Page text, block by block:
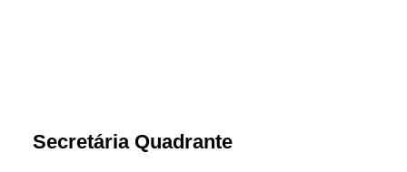
Secretária Quadrante